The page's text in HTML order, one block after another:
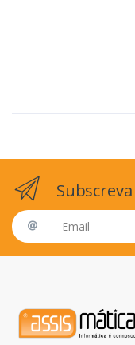
Email address